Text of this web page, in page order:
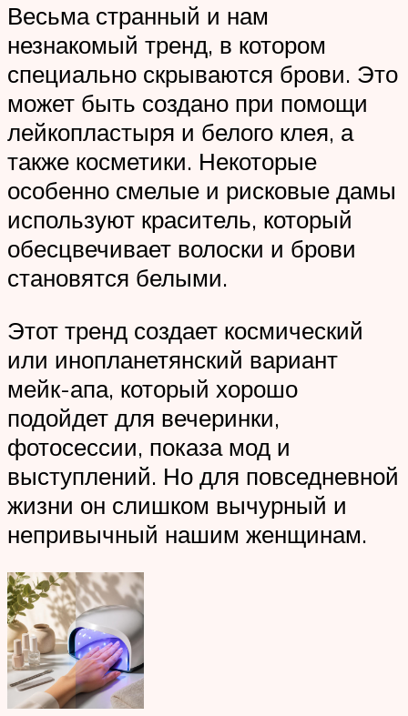
Весьма странный и нам
незнакомый тренд, в котором
специально скрываются брови. Это
может быть создано при помощи
лейкопластыря и белого клея, а
также косметики. Некоторые
особенно смелые и рисковые дамы
используют краситель, который
обесцвечивает волоски и брови
становятся белыми.
Этот тренд создает космический
или инопланетянский вариант
мейк-апа, который хорошо
подойдет для вечеринки,
фотосессии, показа мод и
выступлений. Но для повседневной
жизни он слишком вычурный и
непривычный нашим женщинам.